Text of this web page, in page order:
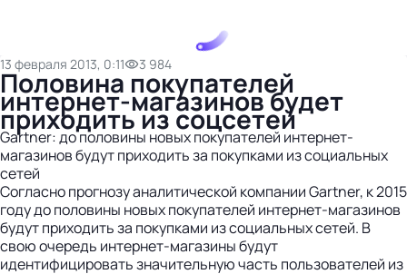
13 февраля 2013, 0:11 3 984
Половина покупателей
интернет-магазинов будет
приходить из соцсетей
Gartner: до половины новых покупателей интернет-
магазинов будут приходить за покупками из социальных
сетей
Согласно прогнозу аналитической компании Gartner, к 2015
году до половины новых покупателей интернет-магазинов
будут приходить за покупками из социальных сетей. В
свою очередь интернет-магазины будут
идентифицировать значительную часть пользователей из